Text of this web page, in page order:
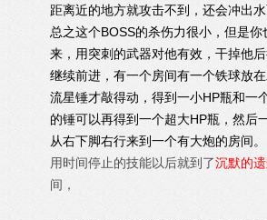
距离近的地方就攻击不到，还会冲出
总之这个BOSS的杀伤力很小，但是
来，用突刺的武器对他有效，干掉他
继续前进，有一个房间有一个铁球放
流星锤才敲得动，得到一小HP瓶和一
的锤可以再得到一个超大HP瓶，然后
从右下脚右行来到一个有大炮的房间。
用时间停止的技能以后就到了沉默的
间，